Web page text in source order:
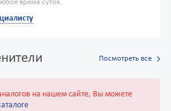
время суток.
Посмотреть все
на нашем сайте, Вы можете